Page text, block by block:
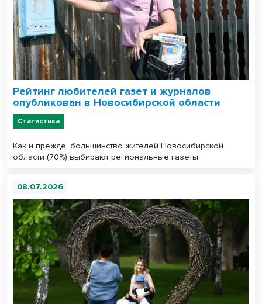
Рейтинг любителей газет и журналов
опубликован в Новосибирской области
Статистика
Как и прежде, большинство жителей Новосибирской
области (70%) выбирают региональные газеты.
08.07.2026